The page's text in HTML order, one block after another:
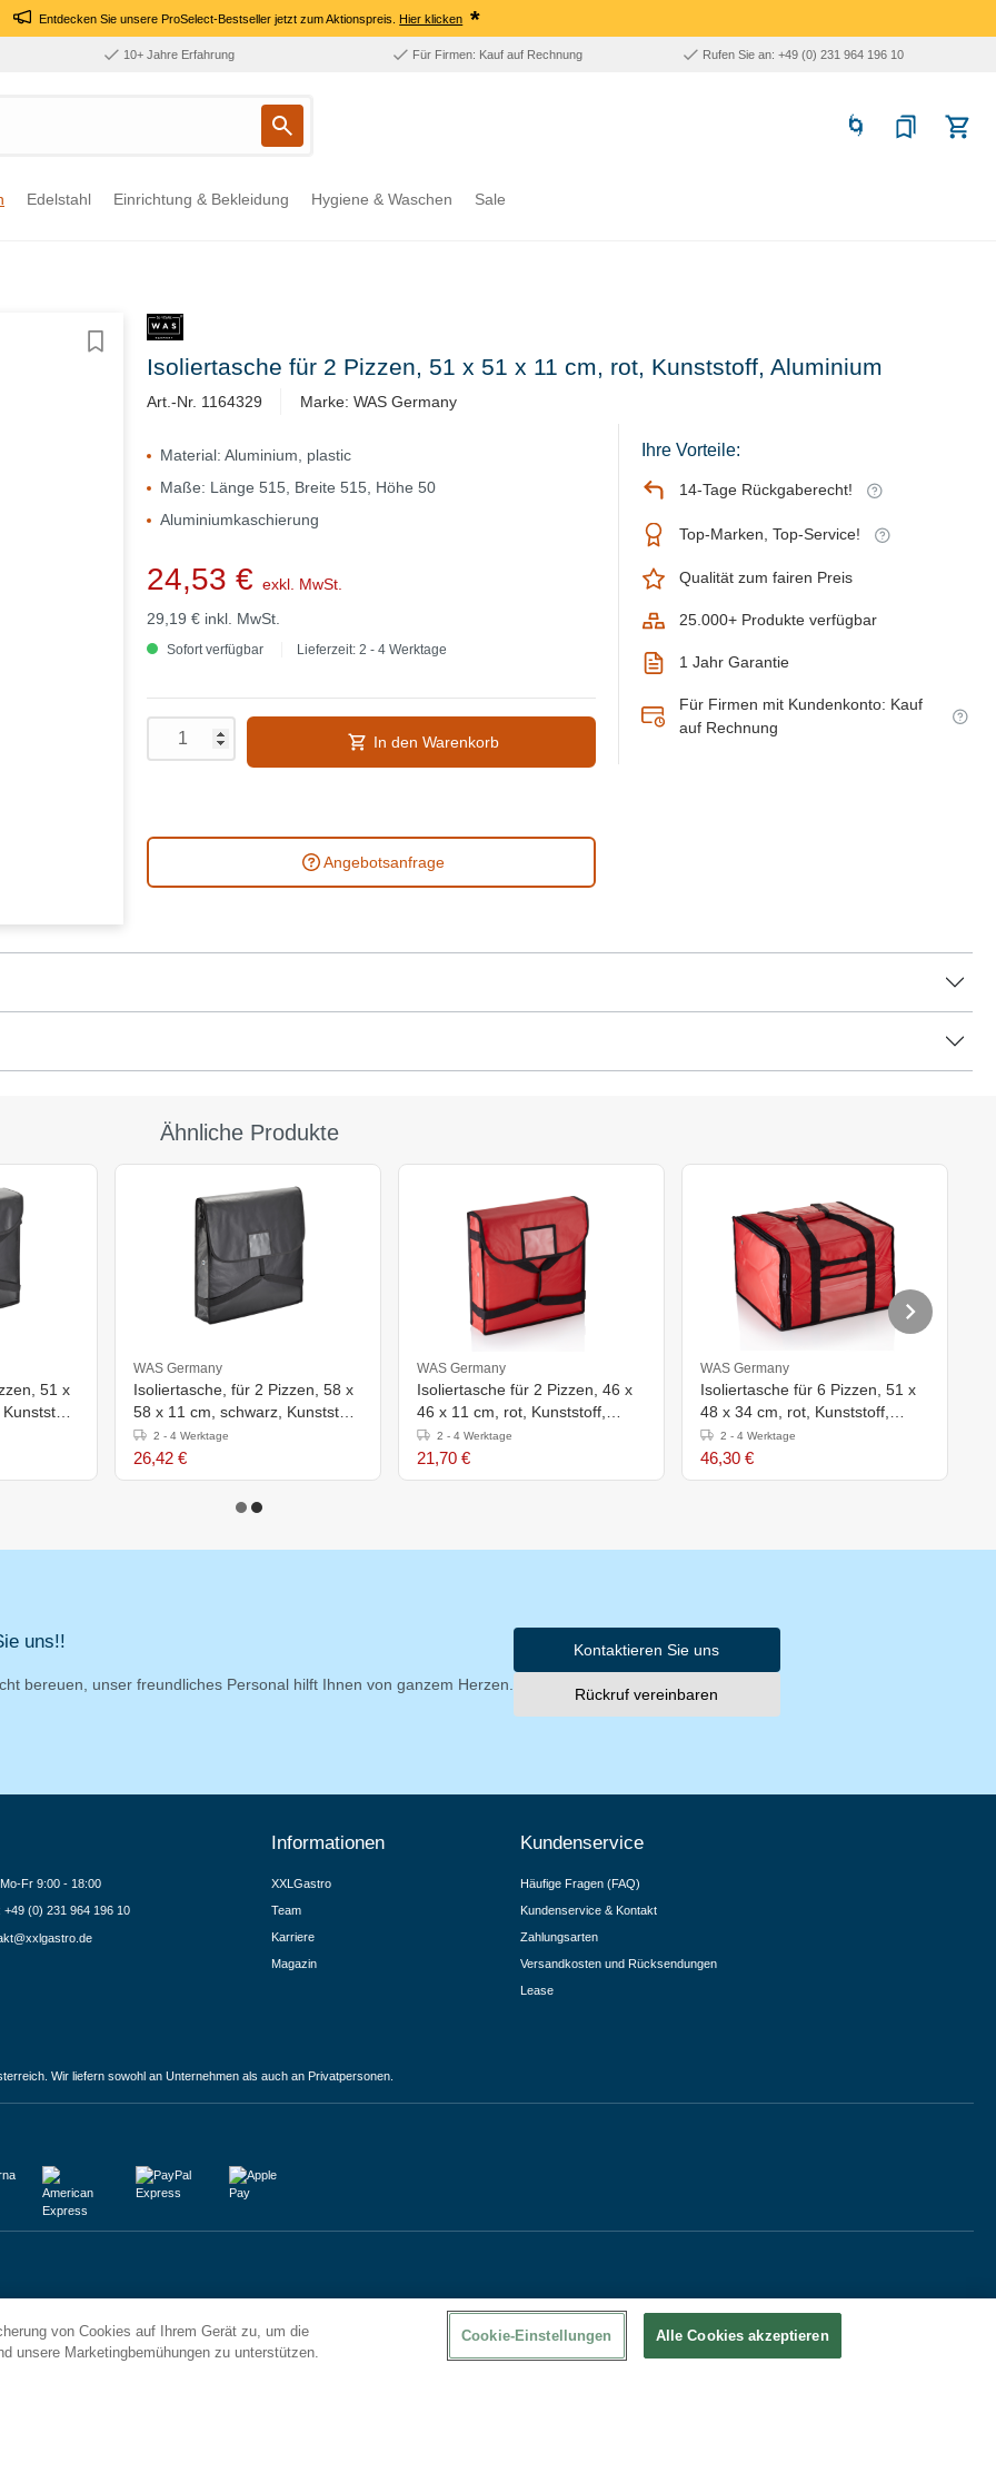
Entdecken Sie unsere ProSelect-Bestseller jetzt zum Aktionspreis.Hier klicken *
10+ Jahre Erfahrung Für Firmen: Kauf auf Rechnung Rufen Sie an: +49 (0) 231 964 196 10
Edelstahl Einrichtung & Bekleidung Hygiene & Waschen Sale
Isoliertasche für 2 Pizzen, 51 x 51 x 11 cm, rot, Kunststoff, Aluminium
Art.-Nr. 1164329 Marke: WAS Germany
Material: Aluminium, plastic
Maße: Länge 515, Breite 515, Höhe 50
Aluminiumkaschierung
24,53 € exkl. MwSt.
29,19 € inkl. MwSt.
Sofort verfügbar Lieferzeit: 2 - 4 Werktage
In den Warenkorb
Angebotsanfrage
Ihre Vorteile:
14-Tage Rückgaberecht!
Top-Marken, Top-Service!
Qualität zum fairen Preis
25.000+ Produkte verfügbar
1 Jahr Garantie
Für Firmen mit Kundenkonto: Kauf
auf Rechnung
Ähnliche Produkte
51 x
WAS Germany
Isoliertasche, für 2 Pizzen, 58 x
58 x 11 cm, schwarz, Kunststoff,
Aluminium
2 - 4 Werktage
26,42 €
WAS Germany
Isoliertasche für 2 Pizzen, 46 x
46 x 11 cm, rot, Kunststoff,
Aluminium
2 - 4 Werktage
21,70 €
WAS Germany
Isoliertasche für 6 Pizzen, 51 x
48 x 34 cm, rot, Kunststoff,
Aluminium
2 - 4 Werktage
46,30 €
uns!!
bereuen, unser freundliches Personal hilft Ihnen von ganzem Herzen.
Kontaktieren Sie uns
Rückruf vereinbaren
Fr 9:00 - 18:00
+49 (0) 231 964 196 10
Informationen
XXLGastro
Team
Karriere
Magazin
Kundenservice
Häufige Fragen (FAQ)
Kundenservice & Kontakt
Zahlungsarten
Versandkosten und Rücksendungen
Lease
Wir liefern sowohl an Unternehmen als auch an Privatpersonen.
von Cookies auf Ihrem Gerät zu, um die
unsere Marketingbemühungen zu unterstützen.
Cookie-Einstellungen Alle Cookies akzeptieren